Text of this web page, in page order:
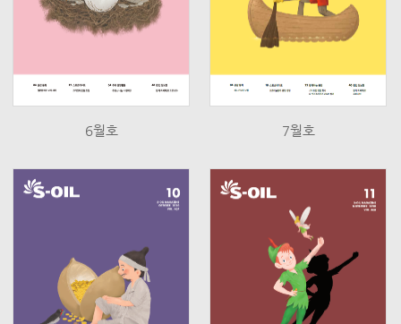
6월호 7월호